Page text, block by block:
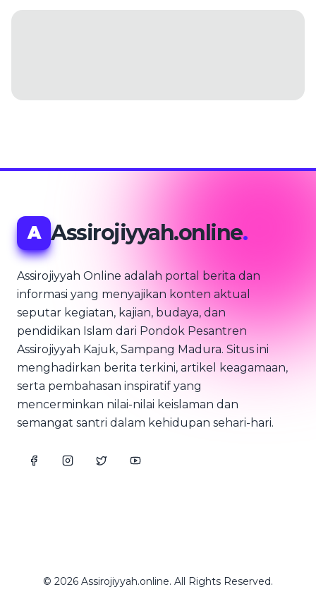
A Assirojiyyah.online.
Assirojiyyah Online adalah portal berita dan
informasi yang menyajikan konten aktual
seputar kegiatan, kajian, budaya, dan
pendidikan Islam dari Pondok Pesantren
Assirojiyyah Kajuk, Sampang Madura. Situs ini
menghadirkan berita terkini, artikel keagamaan,
serta pembahasan inspiratif yang
mencerminkan nilai-nilai keislaman dan
semangat santri dalam kehidupan sehari-hari.
© 2026 Assirojiyyah.online. All Rights Reserved.